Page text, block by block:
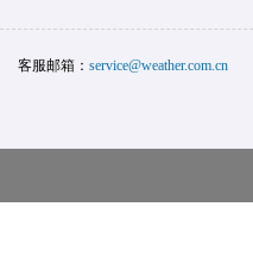
客服邮箱： service@weather.com.cn